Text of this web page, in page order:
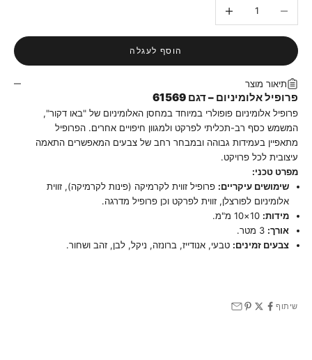
הוסף לעגלה
תיאור מוצר
פרופיל אלומיניום – דגם 61569
פרופיל אלומיניום פופולרי במיוחד במחסן האלומיניום של "באו דקור",
המשמש כסף רב-תכליתי לפרקט ולמגוון חיפויים אחרים. הפרופיל
מתאפיין בעמידות גבוהה ובמבחר רחב של צבעים המאפשרים התאמה
עיצובית לכל פרויקט.
מפרט טכני:
שימושים עיקריים: פרופיל זווית לקרמיקה (פינות לקרמיקה), זווית
אלומיניום לפורצלן, זווית לפרקט וכן פרופיל מדרגה.
מידות:
אורך:
צבעים זמינים: טבעי, אנודייז, ברונזה, ניקל, לבן, זהב ושחור.
שיתוף